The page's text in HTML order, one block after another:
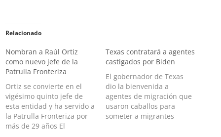
Relacionado
Nombran a Raúl Ortiz
como nuevo jefe de la
Patrulla Fronteriza
Ortiz se convierte en el
vigésimo quinto jefe de
esta entidad y ha servido a
la Patrulla Fronteriza por
más de 29 años El
Texas contratará a agentes
castigados por Biden
El gobernador de Texas
dio la bienvenida a
agentes de migración que
usaron caballos para
someter a migrantes